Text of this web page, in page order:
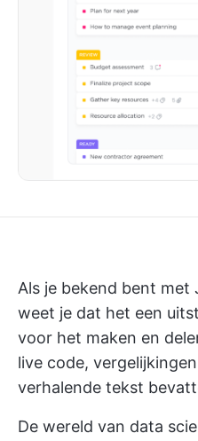
Als je bekend bent
weet je dat het een
voor het maken en
live code,
verhalende tekst
De wereld van data